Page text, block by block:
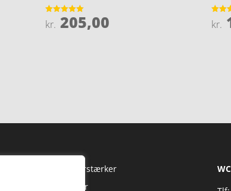
Vurderet
5
kr. 205,00
4.5
kr.
HiFi Forstærker
Højtaler